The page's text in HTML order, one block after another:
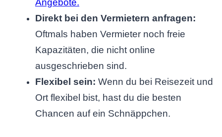
Angebote.
Direkt bei den Vermietern anfragen:
Oftmals haben Vermieter noch freie
Kapazitäten, die nicht online
ausgeschrieben sind.
Flexibel sein: Wenn du bei Reisezeit und
Ort flexibel bist, hast du die besten
Chancen auf ein Schnäppchen.